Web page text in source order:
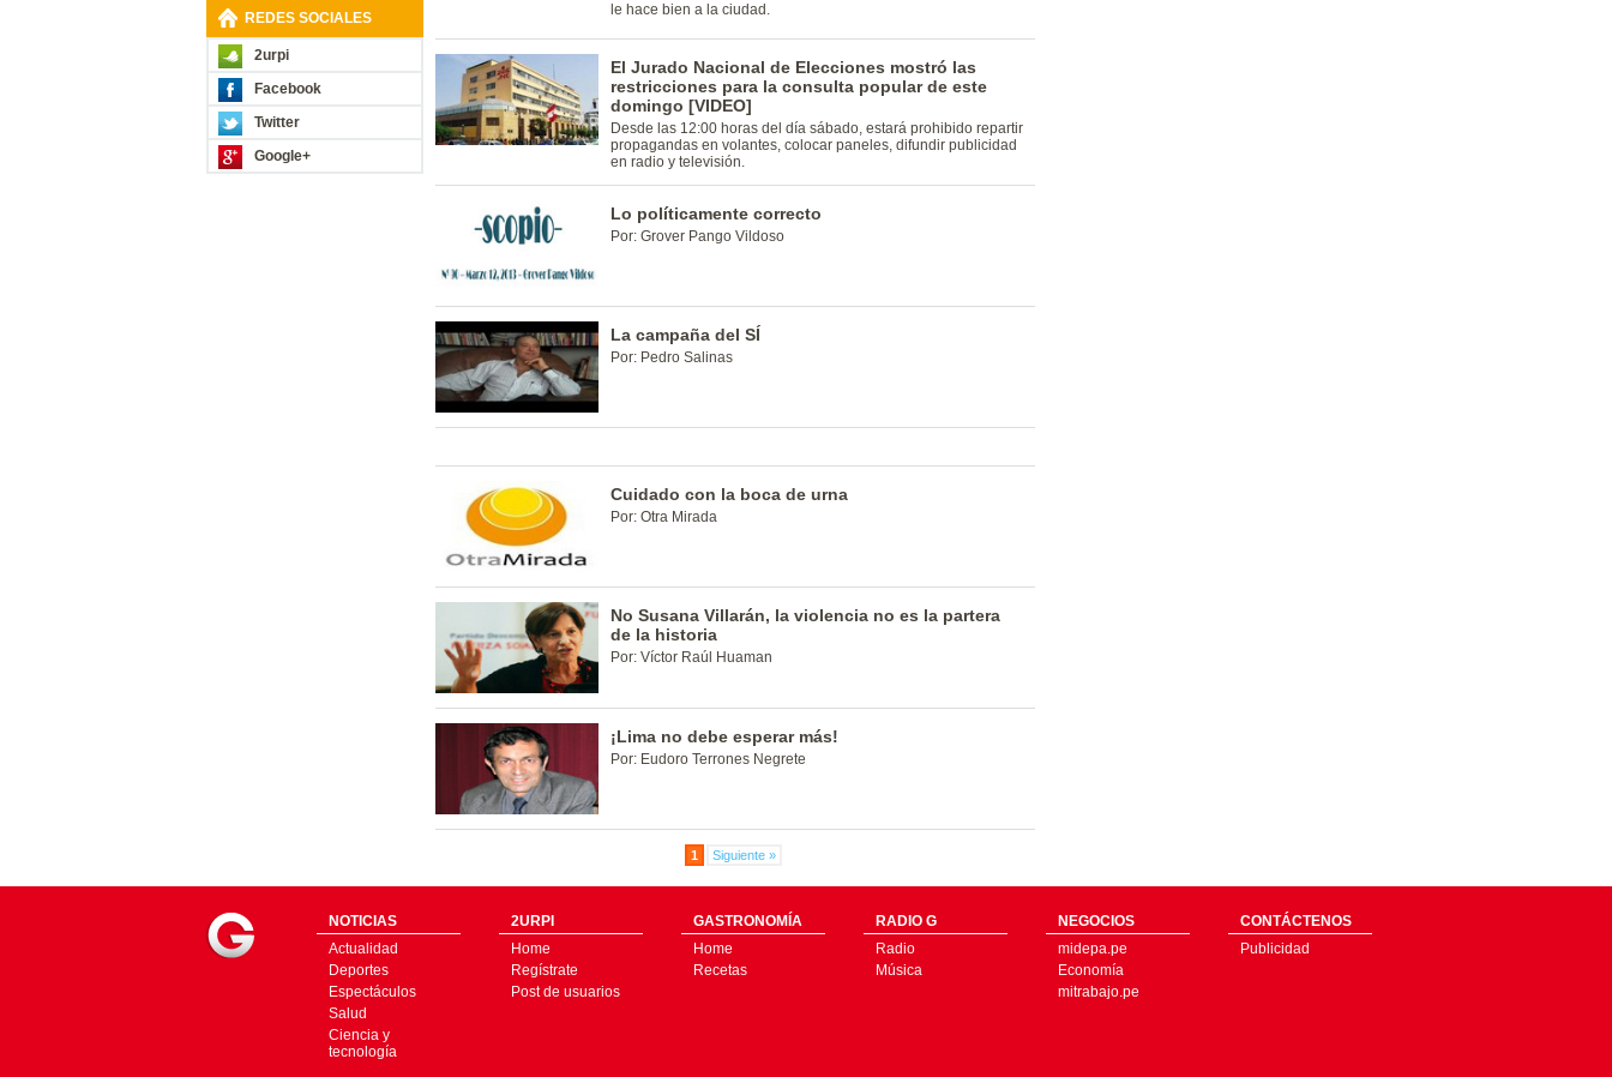
REDES SOCIALES
2urpi
Facebook
Twitter
Google+
le hace bien a la ciudad.
El Jurado Nacional de Elecciones mostró las
restricciones para la consulta popular de este
domingo [VIDEO]
Desde las 12:00 horas del día sábado, estará prohibido repartir
propagandas en volantes, colocar paneles, difundir publicidad
en radio y televisión.
Lo políticamente correcto
Por: Grover Pango Vildoso
La campaña del SÍ
Por: Pedro Salinas
Cuidado con la boca de urna
Por: Otra Mirada
No Susana Villarán, la violencia no es la partera
de la historia
Por: Víctor Raúl Huaman
¡Lima no debe esperar más!
Por: Eudoro Terrones Negrete
1 Siguiente »
NOTICIAS
Actualidad
Deportes
Espectáculos
Salud
Ciencia y
tecnología
2URPI
Home
Regístrate
Post de usuarios
GASTRONOMÍA
Home
Recetas
RADIO G
Radio
Música
NEGOCIOS
midepa.pe
Economía
mitrabajo.pe
CONTÁCTENOS
Publicidad